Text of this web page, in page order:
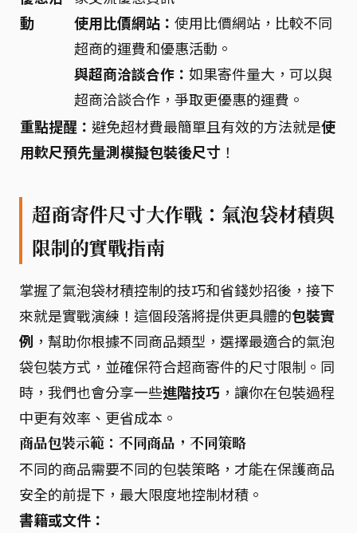
動
使用比價網站： 使用比價網站，比較不同
超商的運費和優惠活動。
與超商洽談合作： 如果寄件量大，可以與
超商洽談合作，爭取更優惠的運費。
重點提醒： 避免超材費最簡單且有效的方法就是使
用軟尺預先量測模擬包裝後尺寸 ！
超商寄件尺寸大作戰：氣泡袋材積與
限制的實戰指南
掌握了氣泡袋材積控制的技巧和省錢妙招後，接下
來就是實戰演練！這個段落將提供更具體的包裝實
例 ，幫助你根據不同商品類型，選擇最適合的氣泡
袋包裝方式，並確保符合超商寄件的尺寸限制。同
時，我們也會分享一些進階技巧 ，讓你在包裝過程
中更有效率、更省成本。
商品包裝示範：不同商品，不同策略
不同的商品需要不同的包裝策略，才能在保護商品
安全的前提下，最大限度地控制材積。
書籍或文件：